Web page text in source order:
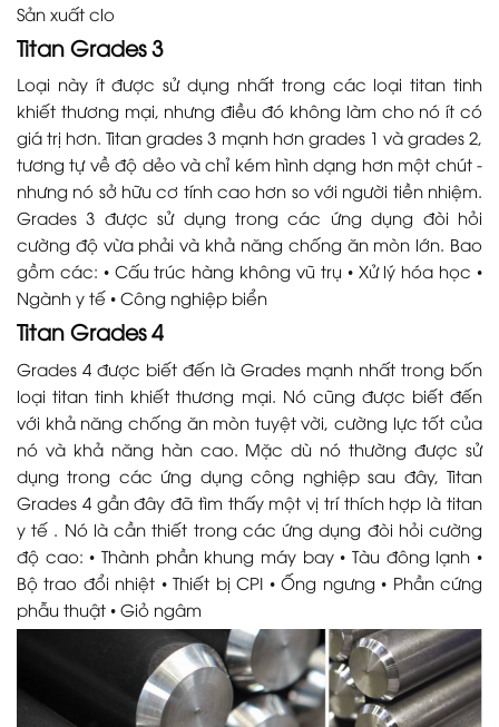
Sản xuất clo
Titan Grades 3
Loại này ít được sử dụng nhất trong các loại titan tinh
khiết thương mại, nhưng điều đó không làm cho nó ít có
giá trị hơn. Titan grades 3 mạnh hơn grades 1 và grades 2,
tương tự về độ dẻo và chỉ kém hình dạng hơn một chút -
nhưng nó sở hữu cơ tính cao hơn so với người tiền nhiệm.
Grades 3 được sử dụng trong các ứng dụng đòi hỏi
cường độ vừa phải và khả năng chống ăn mòn lớn. Bao
gồm các: • Cấu trúc hàng không vũ trụ • Xử lý hóa học •
Ngành y tế • Công nghiệp biển
Titan Grades 4
Grades 4 được biết đến là Grades mạnh nhất trong bốn
loại titan tinh khiết thương mại. Nó cũng được biết đến
với khả năng chống ăn mòn tuyệt vời, cường lực tốt của
nó và khả năng hàn cao. Mặc dù nó thường được sử
dụng trong các ứng dụng công nghiệp sau đây, Titan
Grades 4 gần đây đã tìm thấy một vị trí thích hợp là titan
y tế . Nó là cần thiết trong các ứng dụng đòi hỏi cường
độ cao: • Thành phần khung máy bay • Tàu đông lạnh •
Bộ trao đổi nhiệt • Thiết bị CPI • Ống ngưng • Phần cứng
phẫu thuật • Giỏ ngâm